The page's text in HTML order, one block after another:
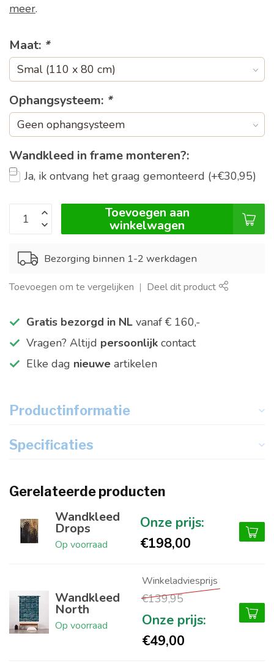
meer.
Maat: *
Ophangsysteem: *
Wandkleed in frame monteren?:
Ja, ik ontvang het graag gemonteerd (+€30,95)
Toevoegen aan
winkelwagen
Bezorging binnen 1-2 werkdagen
Toevoegen om te vergelijken Deel dit product
Gratis bezorgd in NL vanaf € 160,-
Vragen? Altijd persoonlijk contact
Elke dag nieuwe artikelen
Productinformatie
Specificaties
Gerelateerde producten
Wandkleed
Drops
Op voorraad €198,00
Wandkleed
North
Op voorraad
€139,95
€49,00